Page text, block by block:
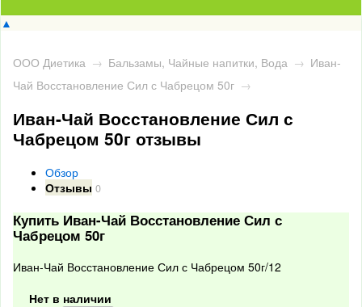
▲
ООО Диетика → Бальзамы, Чайные напитки, Вода → Иван-
Чай Восстановление Сил с Чабрецом 50г →
Иван-Чай Восстановление Сил с
Чабрецом 50г отзывы
Обзор
Отзывы 0
Купить Иван-Чай Восстановление Сил с
Чабрецом 50г
Иван-Чай Восстановление Сил с Чабрецом 50г/12
Нет в наличии